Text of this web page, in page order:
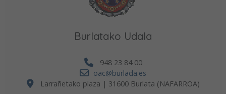
Burlatako Udala
948 23 84 00
oac@burlada.es
Larrañetako plaza | 31600 Burlata (NAFARROA)